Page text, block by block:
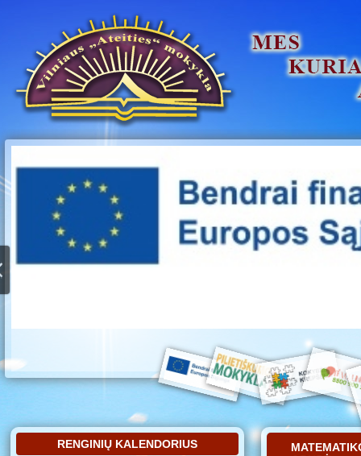
RENGINIŲ KALENDORIUS